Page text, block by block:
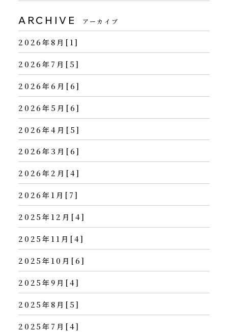
ARCHIVE アーカイブ
2026年8月[1]
2026年7月[5]
2026年6月[6]
2026年5月[6]
2026年4月[5]
2026年3月[6]
2026年2月[4]
2026年1月[7]
2025年12月[4]
2025年11月[4]
2025年10月[6]
2025年9月[4]
2025年8月[5]
2025年7月[4]